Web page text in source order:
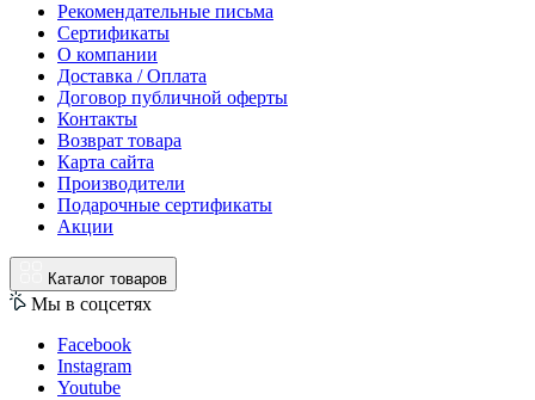
Рекомендательные письма
Сертификаты
О компании
Доставка / Оплата
Договор публичной оферты
Контакты
Возврат товара
Карта сайта
Производители
Подарочные сертификаты
Акции
Каталог товаров
Мы в соцсетях
Facebook
Instagram
Youtube